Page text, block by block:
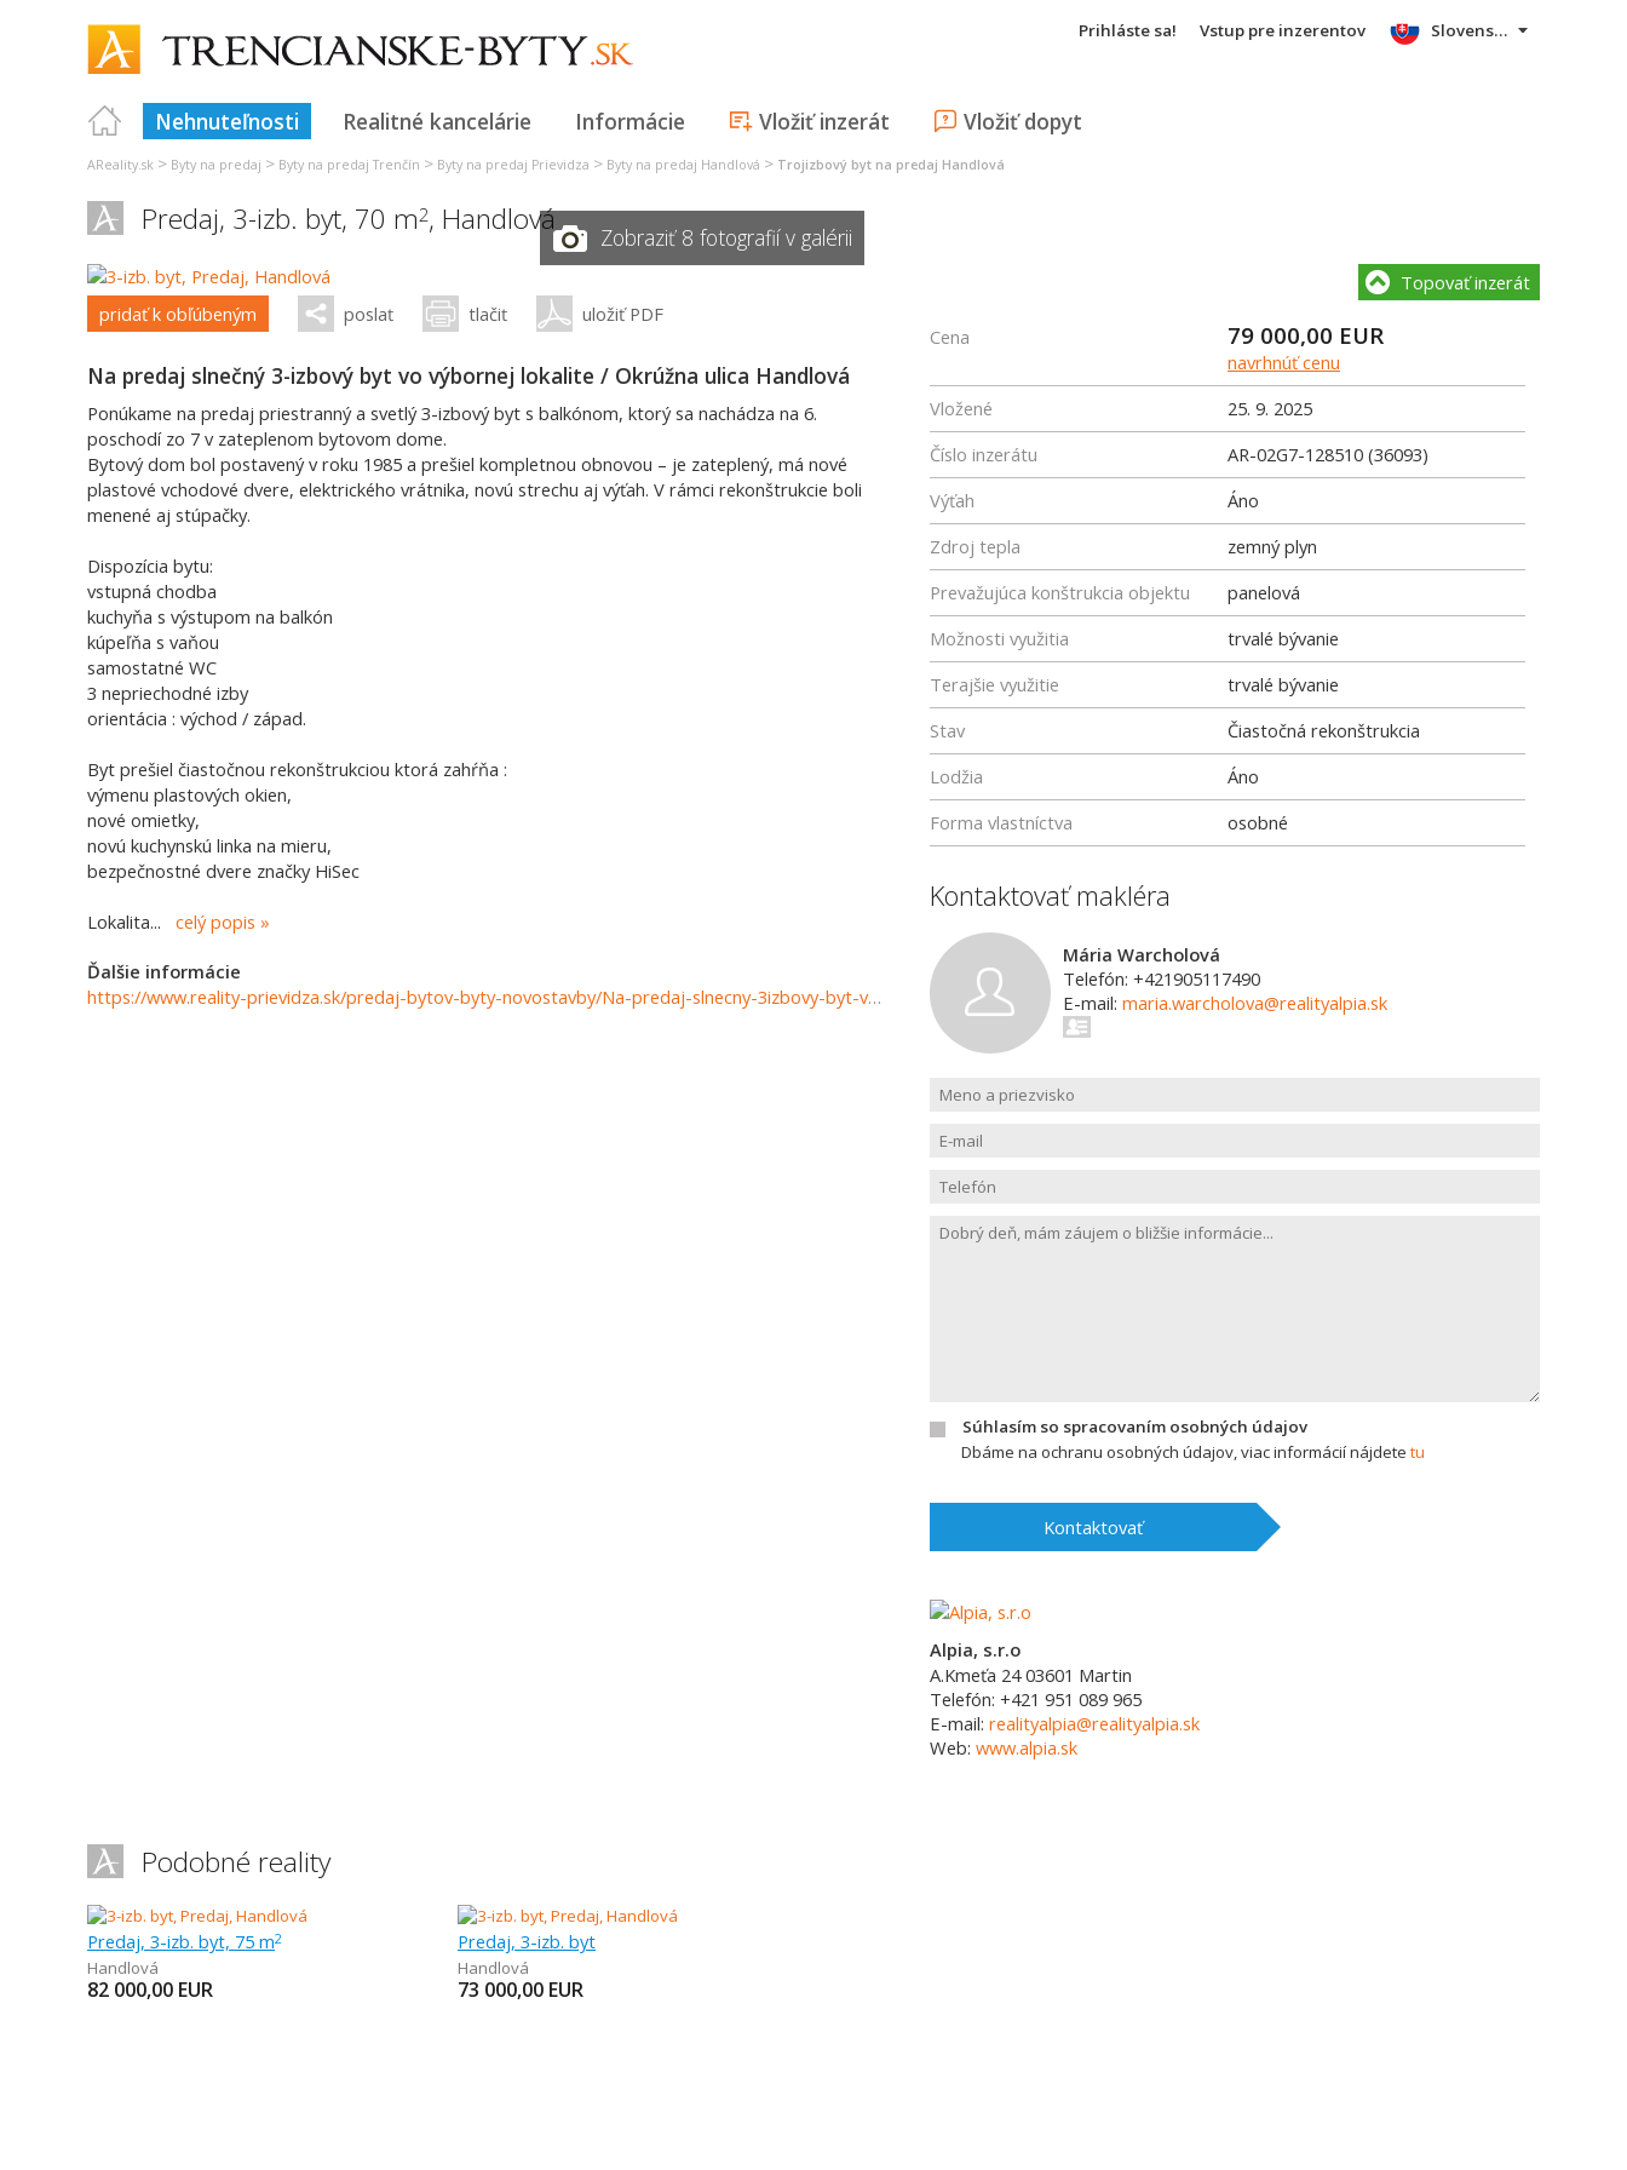
Prihláste sa! Vstup pre inzerentov
Nehnuteľnosti Realitné kancelárie Informácie Vložiť inzerát Vložiť dopyt
Slovensky
AReality.sk > Byty na predaj > Byty na predaj Trenčín > Byty na predaj Prievidza > Byty na predaj Handlová > Trojizbový byt na predaj Handlová
Predaj, 3-izb. byt, 70 m2, Handlová Zobraziť 8 fotografií v galérii
pridať k obľúbeným poslať tlačiť uložiť PDF
Na predaj slnečný 3-izbový byt vo výbornej lokalite / Okrúžna ulica Handlová
Ponúkame na predaj priestranný a svetlý 3-izbový byt s balkónom, ktorý sa nachádza na 6.
poschodí zo 7 v zateplenom bytovom dome.
Bytový dom bol postavený v roku 1985 a prešiel kompletnou obnovou – je zateplený, má nové
plastové vchodové dvere, elektrického vrátnika, novú strechu aj výťah. V rámci rekonštrukcie boli
menené aj stúpačky.
Dispozícia bytu:
vstupná chodba
kuchyňa s výstupom na balkón
kúpeľňa s vaňou
samostatné WC
3 nepriechodné izby
orientácia : východ / západ.
Byt prešiel čiastočnou rekonštrukciou ktorá zahŕňa :
výmenu plastových okien,
nové omietky,
novú kuchynskú linka na mieru,
bezpečnostné dvere značky HiSec
Lokalita... celý popis
Ďalšie informácie
https://www.reality-prievidza.sk/predaj-bytov-byty-novostavby/Na-predaj-slnecny-3izbovy-byt-vo-vybornej-lokalite---Okruzna-ulica-Handlova-36093/?utm_source=areality&utm_medium=xml&utm_term=36093&utm_content=byt&utm_campaign=portaly
Topovať inzerát
Cena 79 000,00 EUR
navrhnúť cenu
Vložené
25. 9. 2025
Číslo inzerátu
AR-02G7-128510 (36093)
Výťah
Áno
Zdroj tepla
zemný plyn
Prevažujúca konštrukcia objektu
panelová
Možnosti využitia
trvalé bývanie
Terajšie využitie
trvalé bývanie
Stav
Čiastočná rekonštrukcia
Lodžia
Áno
Forma vlastníctva
osobné
Kontaktovať makléra
Mária Warcholová
Telefón: +421905117490
E-mail: maria.warcholova@realityalpia.sk
Súhlasím so spracovaním osobných údajov
Dbáme na ochranu osobných údajov, viac informácií nájdete tu
Kontaktovať
Alpia, s.r.o
A.Kmeťa 24 03601 Martin
Telefón: +421 951 089 965
E-mail: realityalpia@realityalpia.sk
Web: www.alpia.sk
Podobné reality
Predaj, 3-izb. byt, 75 m2
Handlová
82 000,00 EUR
Predaj, 3-izb. byt
Handlová
73 000,00 EUR